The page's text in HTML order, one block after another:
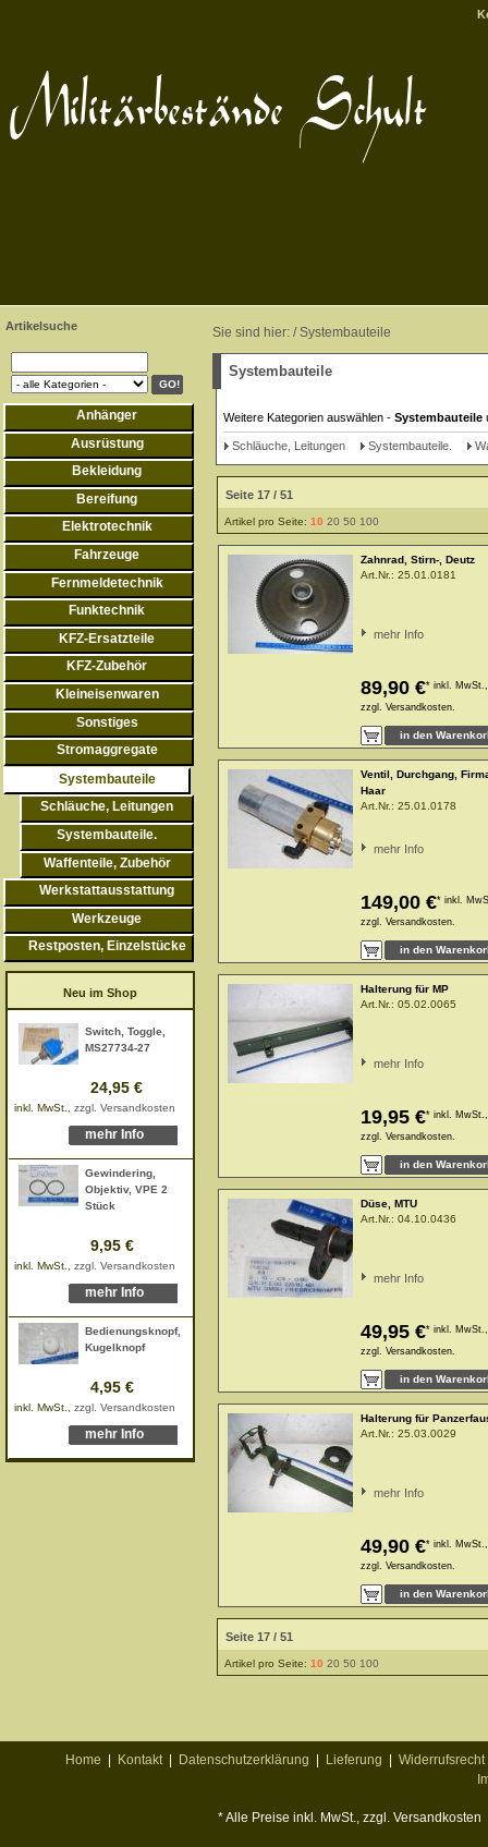
Artikelsuche
Anhänger
Ausrüstung
Bekleidung
Bereifung
Elektrotechnik
Fahrzeuge
Fernmeldetechnik
Funktechnik
KFZ-Ersatzteile
KFZ-Zubehör
Kleineisenwaren
Sonstiges
Stromaggregate
Systembauteile
Schläuche, Leitungen
Systembauteile.
Waffenteile, Zubehör
Werkstattausstattung
Werkzeuge
Restposten, Einzelstücke
Neu im Shop
Switch, Toggle,
MS27734-27
24,95 €
inkl. MwSt., zzgl. Versandkosten
mehr Info
Gewindering,
Objektiv, VPE 2
Stück
9,95 €
inkl. MwSt., zzgl. Versandkosten
mehr Info
Bedienungsknopf,
Kugelknopf
4,95 €
inkl. MwSt., zzgl. Versandkosten
mehr Info
Sie sind hier: /Systembauteile
Systembauteile
Weitere Kategorien auswählen - Systembauteile
Schläuche, Leitungen Systembauteile.
Seite 17 / 51
Artikel pro Seite: 10 20 50 100
Zahnrad, Stirn-, Deutz
Art.Nr.: 25.01.0181
mehr Info
89,90 €* inkl. MwSt.,
zzgl. Versandkosten.
Ventil, Durchgang,
Haar
Art.Nr.: 25.01.0178
mehr Info
149,00 €* inkl.
zzgl. Versandkosten.
Halterung für MP
Art.Nr.: 05.02.0065
mehr Info
19,95 €* inkl. MwSt.,
zzgl. Versandkosten.
Düse, MTU
Art.Nr.: 04.10.0436
mehr Info
49,95 €* inkl. MwSt.,
zzgl. Versandkosten.
Halterung für
Art.Nr.: 25.03.0029
mehr Info
49,90 €* inkl. MwSt.,
zzgl. Versandkosten.
Seite 17 / 51
Artikel pro Seite: 10 20 50 100
Home Kontakt Datenschutzerklärung Lieferung Widerrufsrecht
* Alle Preise inkl. MwSt., zzgl. Versandkosten